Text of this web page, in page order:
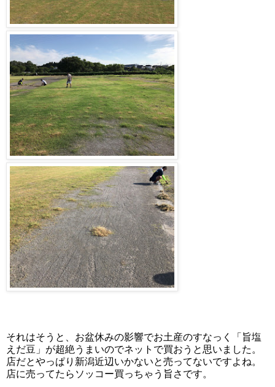
それはそうと、お盆休みの影響でお土産のすなっく「旨塩
えだ豆」が超絶うまいのでネットで買おうと思いました。
店だとやっぱり新潟近辺いかないと売ってないですよね。
店に売ってたらソッコー買っちゃう旨さです。